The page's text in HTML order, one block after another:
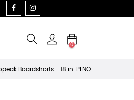
FACEBOOK
0
Boardshorts - 18 in. PLNO